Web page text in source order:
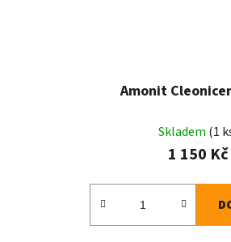
Amonit
Skladem (1
1 150 Kč